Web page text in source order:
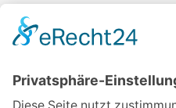
Veranstalter:
wir pflegen in Thüringen e.V.
99085 Erfurt